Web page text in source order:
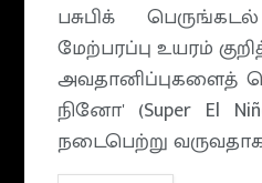
பசுபிக்
மேற்பரப்பு உயரம்
அவதானிப்புகளைத்
நினோ' (Super El
நடைபெற்று வருவதாக